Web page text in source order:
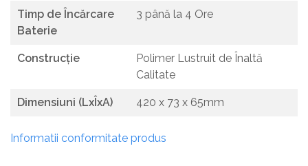
Timp de Încărcare
Baterie
3 până la 4 Ore
Construcție
Polimer Lustruit de Înaltă
Calitate
Dimensiuni (LxÎxA) 420 x 73 x 65mm
Informatii conformitate produs